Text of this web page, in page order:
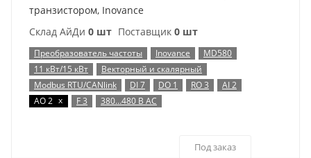
транзистором, Inovance
Склад АйДи 0 шт Поставщик 0 шт
Преобразователь частоты Inovance
MD580
11 кВт/15 кВт
Векторный и скалярный
Modbus RTU/CANlink
DI 7 DO 1 RO 3
AI 2
AO 2 x F 3 380…480 В AC
Под заказ